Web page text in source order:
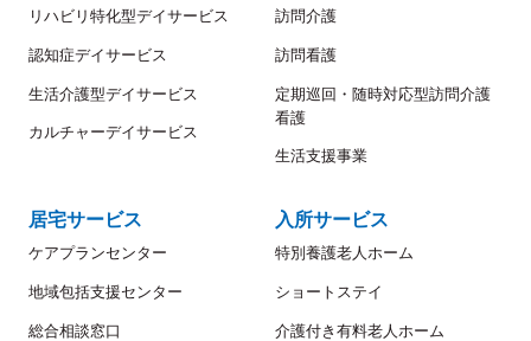
リハビリ特化型デイサービス
認知症デイサービス
生活介護型デイサービス
カルチャーデイサービス
訪問介護
訪問看護
定期巡回・随時対応型訪問介護
看護
生活支援事業
居宅サービス
ケアプランセンター
地域包括支援センター
総合相談窓口
入所サービス
特別養護老人ホーム
ショートステイ
介護付き有料老人ホーム